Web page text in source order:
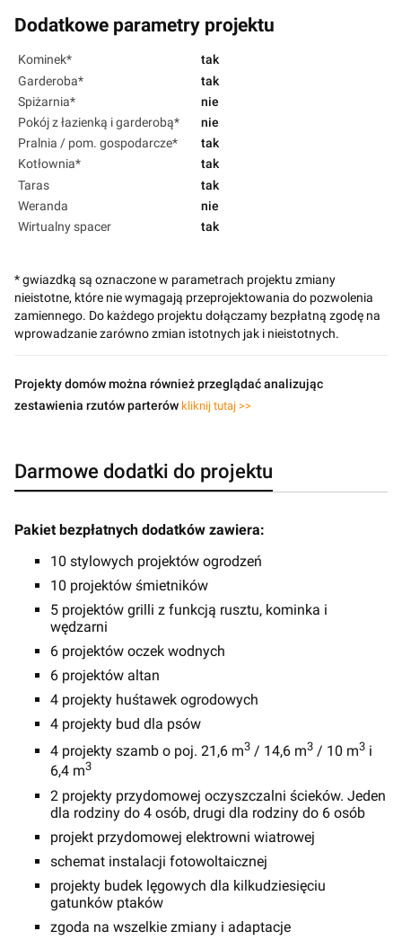
Dodatkowe parametry projektu
Kominek*
tak
Garderoba*
tak
Spiżarnia*
nie
Pokój z łazienką i garderobą*
nie
Pralnia / pom. gospodarcze*
tak
Kotłownia*
tak
Taras
tak
Weranda
nie
Wirtualny spacer
tak
* gwiazdką są oznaczone w parametrach projektu zmiany
nieistotne, które nie wymagają przeprojektowania do pozwolenia
zamiennego. Do każdego projektu dołączamy bezpłatną zgodę na
wprowadzanie zarówno zmian istotnych jak i nieistotnych.
Projekty domów można również przeglądać analizując
zestawienia rzutów parterów kliknij tutaj >>
Darmowe dodatki do projektu
Pakiet bezpłatnych dodatków zawiera:
10 stylowych projektów ogrodzeń
10 projektów śmietników
5 projektów grilli z funkcją rusztu, kominka i
wędzarni
6 projektów oczek wodnych
6 projektów altan
4 projekty huśtawek ogrodowych
4 projekty bud dla psów
4 projekty szamb o poj. 21,6 m3 / 14,6 m3 / 10 m3 i
6,4 m3
2 projekty przydomowej oczyszczalni ścieków. Jeden
dla rodziny do 4 osób, drugi dla rodziny do 6 osób
projekt przydomowej elektrowni wiatrowej
schemat instalacji fotowoltaicznej
projekty budek lęgowych dla kilkudziesięciu
gatunków ptaków
zgoda na wszelkie zmiany i adaptacje